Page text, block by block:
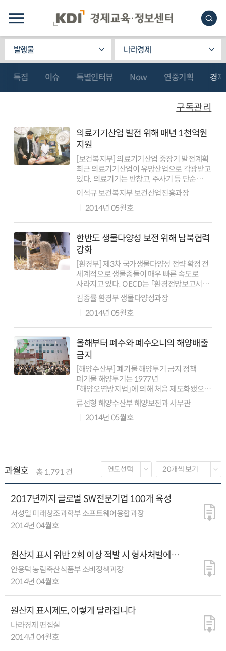
발행물 나라경제
특집 이슈 특별인터뷰 Now 연중기획 경
의료기기산업 발전 위해 매년 1천억원
지원
[보건복지부] 의료기기산업 중장기 발전계획
최근 의료기기산업이 유망산업으로 각광받고
있다. 의료기기는 반창고, 주사기 등 단순
소모품부터 MRI, CT, 로봇수술기 등 최첨단
전자의료기기까지 다양한 제품군을 형성하고
있어 기업의 시장진입이 용이하며, 의료...
이석규 보건복지부 보건산업진흥과장
2014년 05월호
한반도 생물다양성 보전 위해 남북협력
강화
[환경부] 제3차 국가생물다양성 전략 확정 전
세계적으로 생물종들이 매우 빠른 속도로
사라지고 있다. OECD는 「환경전망보고서」
에서 2050년에는 육상생물의 다양성은 10%
가, 생물다양성이 풍부한 지역은 13%가
감소하며, 이로 인한 경제적 손실은 연간...
김종률 환경부 생물다양성과장
2014년 05월호
올해부터 폐수와 폐수오니의 해양배출
금지
[해양수산부] 폐기물 해양투기 금지 정책
폐기물 해양투기는 1977년
「해양오염방지법」에 의해 처음 제도화됐으며,
2007년부터 「해양환경관리법」에 의해
운용되고 있다. 원칙적으로 폐기물
해양투기는 금지돼 있으나, 폐기물 육상처리
류선형 해양수산부 해양보전과 사무관
2014년 05월호
과월호 총 1,791 건
2017년까지 글로벌 SW전문기업 100개 육성
서성일 미래창조과학부 소프트웨어융합과장
2014년 04월호
원산지 표시 위반 2회 이상 적발 시 형사처벌에
과징금도 부과
안용덕 농림축산식품부 소비정책과장
2014년 04월호
원산지 표시제도, 이렇게 달라집니다
나라경제 편집실
2014년 04월호
구독관리